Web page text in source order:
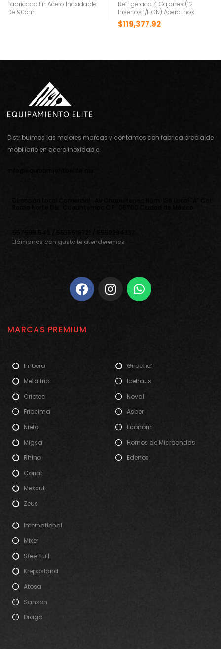
Fabricado En Acero Inoxidable
De 90cm.
Refrigerada 4 Cajones (12
Insertos 1/1-GN) Acero Inox
$119,377.92
Distribuimos las mejores marcas y contamos con fabrica propia de
mobiliario en acero inoxidable.
Llámanos con gusto te atenderemos
MARCAS PREMIUM
Imbera
Metalfrio
Criotec
Friocima
Nieto
Migsa
Rhino
Coriat
Mexcut
Zeus
Girochef
Icehaus
Noval
Asber
Econom
Hornos de Microondas
Edenox
International
Mixer
Steel Full
Kreppsland
Atosa
Sanson
Drago